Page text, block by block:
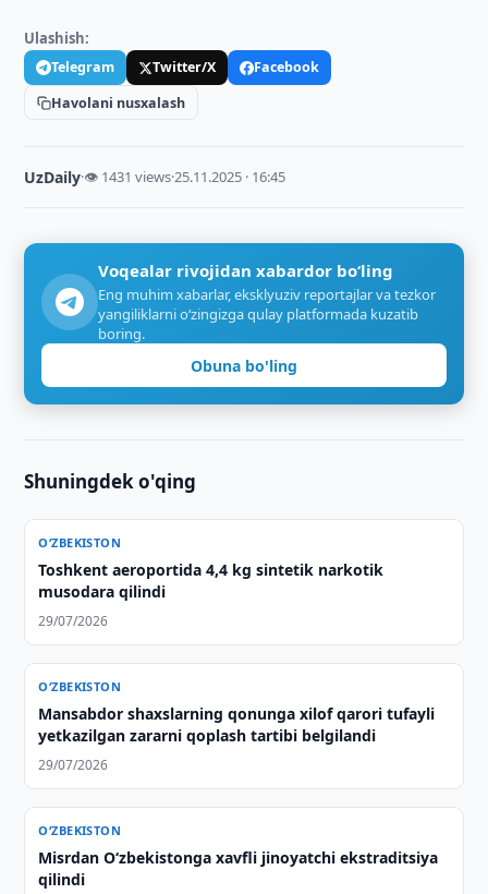
Ulashish:
Telegram Twitter/X
Facebook
Havolani nusxalash
UzDaily·👁 1431 views·25.11.2025 · 16:45
Voqealar rivojidan xabardor bo‘ling
Eng muhim xabarlar, eksklyuziv reportajlar va tezkor
yangiliklarni o‘zingizga qulay platformada kuzatib
boring.
Obuna bo'ling
Shuningdek o'qing
O‘ZBEKISTON
Toshkent aeroportida 4,4 kg sintetik narkotik
musodara qilindi
29/07/2026
O‘ZBEKISTON
Mansabdor shaxslarning qonunga xilof qarori tufayli
yetkazilgan zararni qoplash tartibi belgilandi
29/07/2026
O‘ZBEKISTON
Misrdan O‘zbekistonga xavfli jinoyatchi ekstraditsiya
qilindi